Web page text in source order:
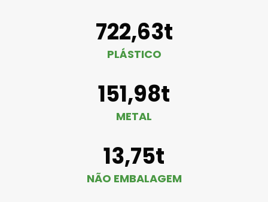
722,63t
PLÁSTICO
151,98t
METAL
13,75t
NÃO EMBALAGEM